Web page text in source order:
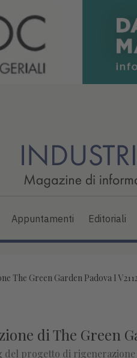
Appuntamenti Editoriali
The Green Garden Padova I
di The Green
progetto di